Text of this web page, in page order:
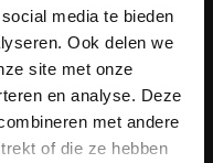
media te bieden
Ook delen we
site met onze
en analyse. Deze
met andere
of die ze hebben
aankoop? Bekijk dan
op veel
tussen? Dan staat er
opnemen.